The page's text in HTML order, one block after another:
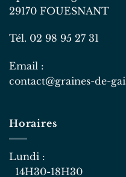
29170 FOUESNANT
Tél. 02 98 95 27 31
Email :
contact@graines-de-
Horaires
Lundi :
14H30-18H30